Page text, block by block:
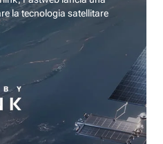
la tecnologia satellitare